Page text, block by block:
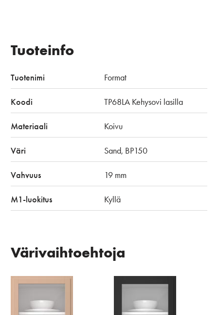
Tuoteinfo
Tuotenimi Format
Koodi TP68LA Kehysovi lasilla
Materiaali Koivu
Väri Sand, BP150
Vahvuus 19 mm
M1-luokitus Kyllä
Värivaihtoehtoja